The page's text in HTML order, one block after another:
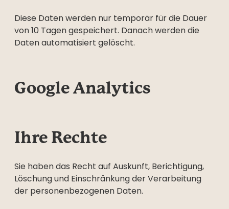
Diese Daten werden nur temporär für die Dauer
von 10 Tagen gespeichert. Danach werden die
Daten automatisiert gelöscht.
Google Analytics
Ihre Rechte
Sie haben das Recht auf Auskunft, Berichtigung,
Löschung und Einschränkung der Verarbeitung
der personenbezogenen Daten.